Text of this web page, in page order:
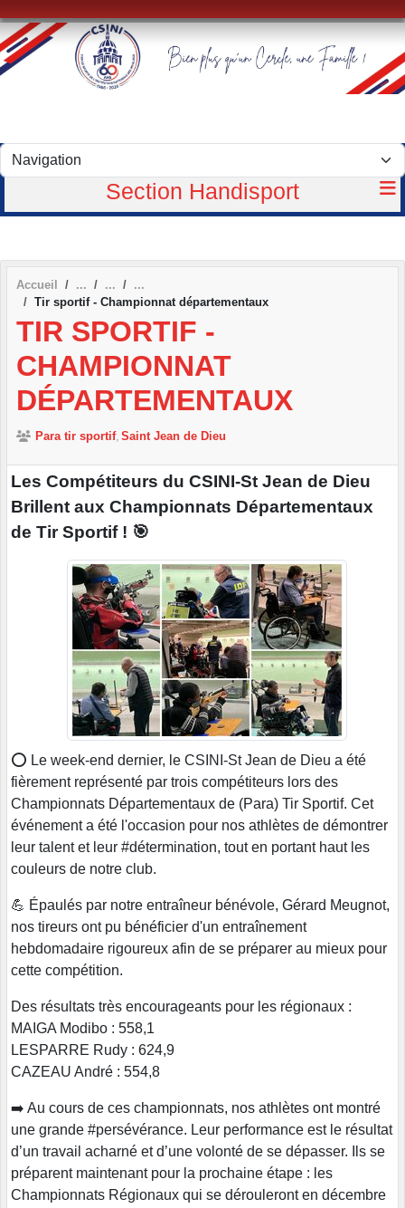
Section Handisport
Accueil
Tir sportif - Championnat départementaux
TIR SPORTIF -
CHAMPIONNAT
DÉPARTEMENTAUX
Para tir sportif Saint Jean de Dieu
Les Compétiteurs du CSINI-St Jean de Dieu
Brillent aux Championnats Départementaux
de Tir Sportif ! 🎯
⭕️ Le week-end dernier, le CSINI-St Jean de Dieu a été
fièrement représenté par trois compétiteurs lors des
Championnats Départementaux de (Para) Tir Sportif. Cet
événement a été l'occasion pour nos athlètes de démontrer
leur talent et leur #détermination, tout en portant haut les
couleurs de notre club.
💪 Épaulés par notre entraîneur bénévole, Gérard Meugnot,
nos tireurs ont pu bénéficier d'un entraînement
hebdomadaire rigoureux afin de se préparer au mieux pour
cette compétition.
Des résultats très encourageants pour les régionaux :
MAIGA Modibo : 558,1
LESPARRE Rudy : 624,9
CAZEAU André : 554,8
➡️ Au cours de ces championnats, nos athlètes ont montré
une grande #persévérance. Leur performance est le résultat
d’un travail acharné et d’une volonté de se dépasser. Ils se
préparent maintenant pour la prochaine étape : les
Championnats Régionaux qui se dérouleront en décembre